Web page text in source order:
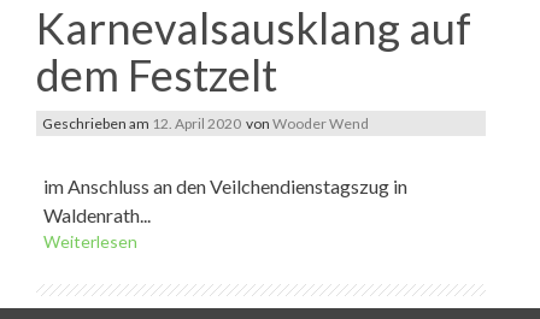
Karnevalsausklang auf
dem Festzelt
Geschrieben am 12. April 2020 von Wooder Wend
im Anschluss an den Veilchendienstagszug in
Waldenrath...
Weiterlesen